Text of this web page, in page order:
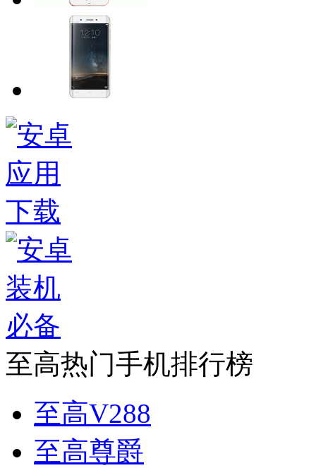
至高热门手机排行榜
至高V288
至高尊爵